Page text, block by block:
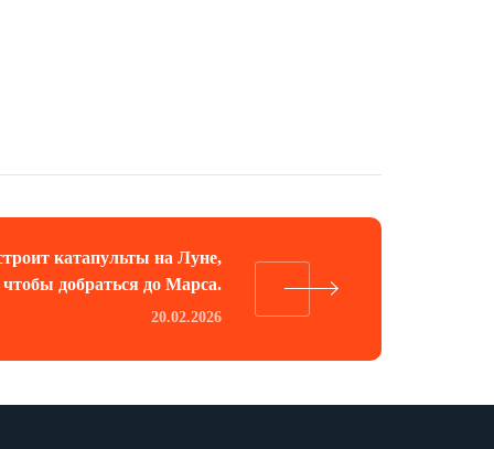
катапульты на Луне,
чтобы добраться до Марса.
20.02.2026